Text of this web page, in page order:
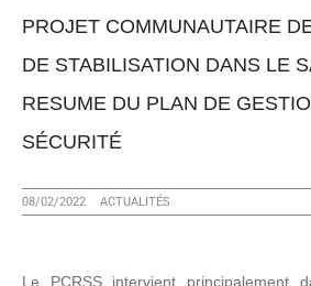
PROJET COMMUNAUTAIRE
DE STABILISATION DANS LE
RESUME DU PLAN DE
SÉCURITÉ
08/02/2022 ACTUALITÉS
Le PCRSS intervient principalement